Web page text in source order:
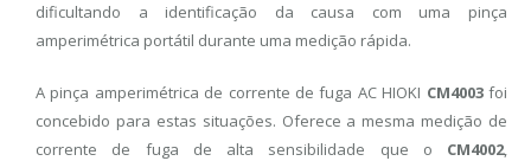
dificultando a identificação da causa com uma pinça
amperimétrica portátil durante uma medição rápida.
A pinça amperimétrica de corrente de fuga AC HIOKI CM4003foi
concebido para estas situações. Oferece a mesma medição de
corrente de fuga de alta sensibilidade que o CM4002,